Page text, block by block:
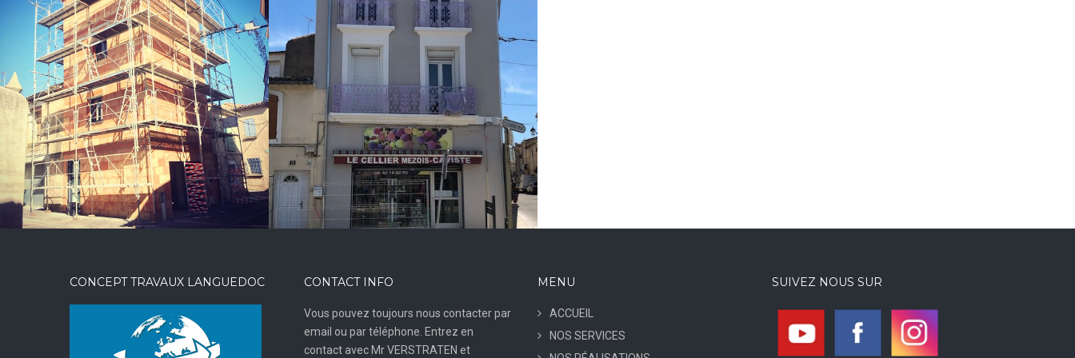
Ravalement façade
CONCEPT TRAVAUX LANGUEDOC CONTACT INFO
Vous pouvez toujours nous contacter par
email ou par téléphone. Entrez en
contact avec Mr VERSTRATEN et
MENU
ACCUEIL
NOS SERVICES
SUIVEZ NOUS SUR